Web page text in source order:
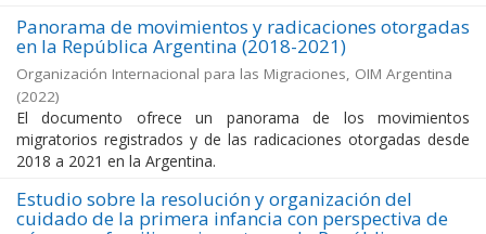
Panorama de movimientos y radicaciones otorgadas
en la República Argentina (2018-2021)
Organización Internacional para las Migraciones, OIM Argentina
(2022)
El documento ofrece un panorama de los movimientos
migratorios registrados y de las radicaciones otorgadas desde
2018 a 2021 en la Argentina.
Estudio sobre la resolución y organización del
cuidado de la primera infancia con perspectiva de